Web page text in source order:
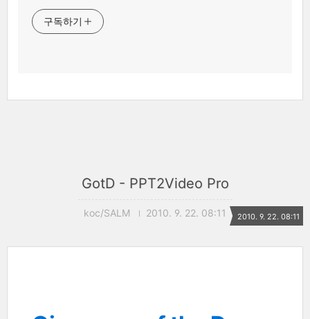
구독하기
GotD - PPT2Video Pro
koc/SALM 2010. 9. 22. 08:11 2010. 9. 22. 08:11